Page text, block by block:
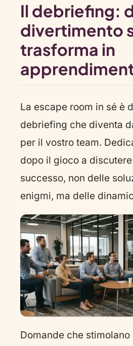
Il debriefing:
divertimento
trasforma in
La escape room in sé è
debriefing che diventa
per il vostro team.
dopo il gioco a
successo, non delle
enigmi, ma delle
Domande che